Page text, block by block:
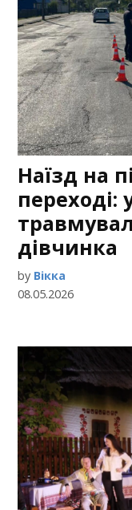
Наїзд на
переході:
дівчинка
by Вікка
08.05.2026